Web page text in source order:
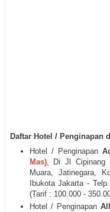
Daftar Hotel / Penginapan
Hotel / Penginapan
Mas), Di Jl Cipinang
Muara, Jatinegara,
Ibukota Jakarta -
(Tarif : 100.000 -
Hotel / Penginapan